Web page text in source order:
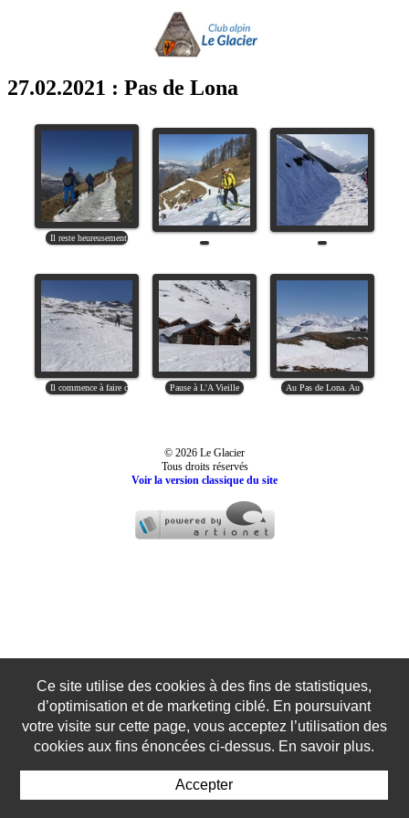
27.02.2021 : Pas de Lona
© 2026 Le Glacier
Tous droits réservés
Voir la version classique du site
Ce site utilise des cookies à des fins de statistiques,
d’optimisation et de marketing ciblé. En poursuivant
votre visite sur cette page, vous acceptez l’utilisation des
cookies aux fins énoncées ci-dessus. En savoir plus.
Accepter